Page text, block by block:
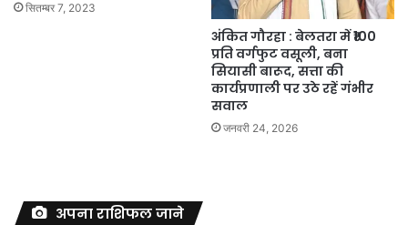
सितम्बर 7, 2023
अंकित गौरहा : बेलतरा में ₹100
प्रति वर्गफुट वसूली, बना
सियासी बारूद, सत्ता की
कार्यप्रणाली पर उठे रहें गंभीर
सवाल
जनवरी 24, 2026
अपना राशिफल जाने